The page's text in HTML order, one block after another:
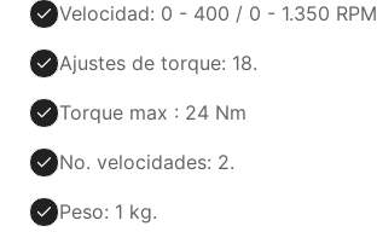
Velocidad: 0 - 400 / 0 - 1.350 RPM
Ajustes de torque: 18.
Torque max : 24 Nm
No. velocidades: 2.
Peso: 1 kg.